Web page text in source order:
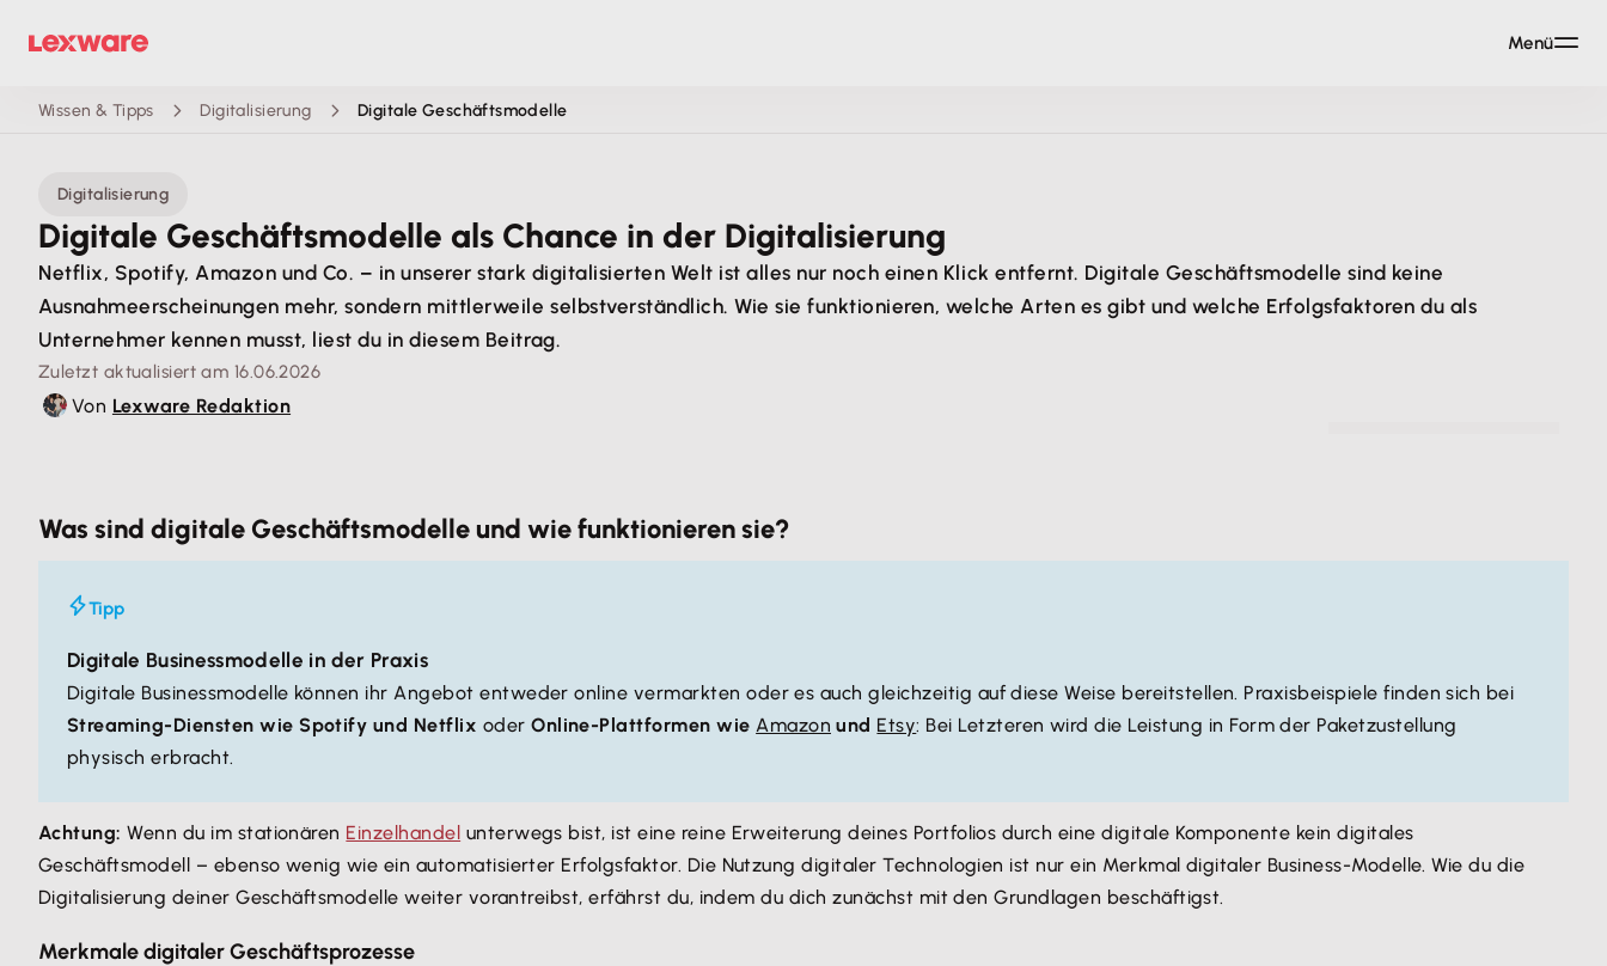
Wissen & Tipps Digitalisierung Digitale Geschäftsmodelle
Digitalisierung
Digitale Geschäftsmodelle als Chance in der Digitalisierung
Netflix, Spotify, Amazon und Co. – in unserer stark digitalisierten Welt ist alles nur noch einen Klick entfernt. Digitale Geschäftsmodelle sind keine
Ausnahmeerscheinungen mehr, sondern mittlerweile selbstverständlich. Wie sie funktionieren, welche Arten es gibt und welche Erfolgsfaktoren du als
Unternehmer kennen musst, liest du in diesem Beitrag.
Zuletzt aktualisiert am 16.06.2026
Von Lexware Redaktion
Was sind digitale Geschäftsmodelle und wie funktionieren sie?
Tipp
Digitale Businessmodelle in der Praxis
Digitale Businessmodelle können ihr Angebot entweder online vermarkten oder es auch gleichzeitig auf diese Weise bereitstellen. Praxisbeispiele finden sich bei
Streaming-Diensten wie Spotify und Netflix oderOnline-Plattformen wieAmazon und Etsy: Bei Letzteren wird die Leistung in Form der Paketzustellung
physisch erbracht.
Achtung: Wenn du im stationären Einzelhandel unterwegs bist, ist eine reine Erweiterung deines Portfolios durch eine digitale Komponente kein digitales
Geschäftsmodell – ebenso wenig wie ein automatisierter Erfolgsfaktor. Die Nutzung digitaler Technologien ist nur ein Merkmal digitaler Business-Modelle. Wie du die
Digitalisierung deiner Geschäftsmodelle weiter vorantreibst, erfährst du, indem du dich zunächst mit den Grundlagen beschäftigst.
Merkmale digitaler Geschäftsprozesse
Menü